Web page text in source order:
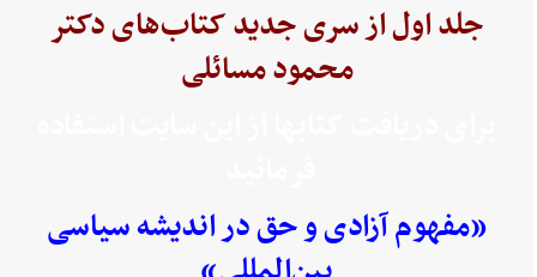
جلد اول از سری جدید کتاب‌های دکتر
محمود مسائلی
«مفهوم آزادی و حق در اندیشه سیاسی